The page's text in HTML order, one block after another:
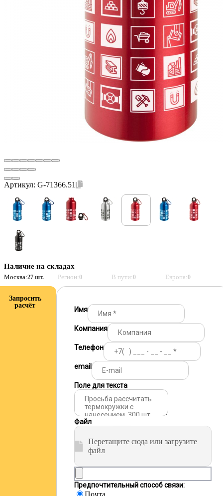
Артикул: G-71366.51
Наличие на складах
Москва:27 шт. Регион:0 В пути:0 Европа:0
Запросить
расчёт
Имя
Компания
Телефон
email
Поле для текста
Файл
Перетащите сюда или загрузите
файл
Предпочтительный способ связи:
Почта